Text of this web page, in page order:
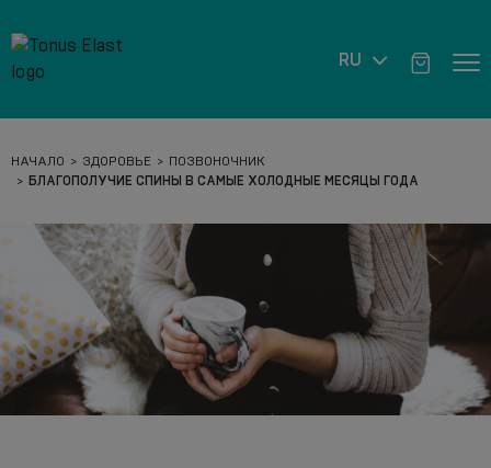
RU
НАЧАЛО ЗДОРОВЬЕ
ПОЗВОНОЧНИК
БЛАГОПОЛУЧИЕ СПИНЫ В САМЫЕ ХОЛОДНЫЕ МЕСЯЦЫ ГОДА